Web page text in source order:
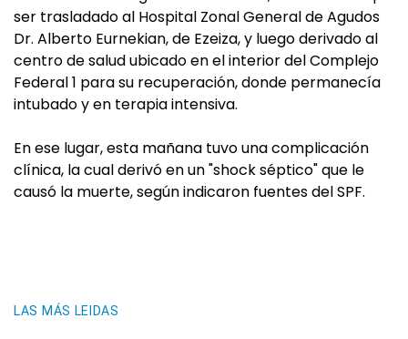
ser trasladado al Hospital Zonal General de Agudos
Dr. Alberto Eurnekian, de Ezeiza, y luego derivado al
centro de salud ubicado en el interior del Complejo
Federal 1 para su recuperación, donde permanecía
intubado y en terapia intensiva.
En ese lugar, esta mañana tuvo una complicación
clínica, la cual derivó en un "shock séptico" que le
causó la muerte, según indicaron fuentes del SPF.
LAS MÁS LEIDAS